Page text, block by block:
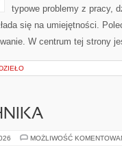
typowe problemy z pracy,
się na umiejętności.
W centrum tej strony
MOŻLIWOŚĆ